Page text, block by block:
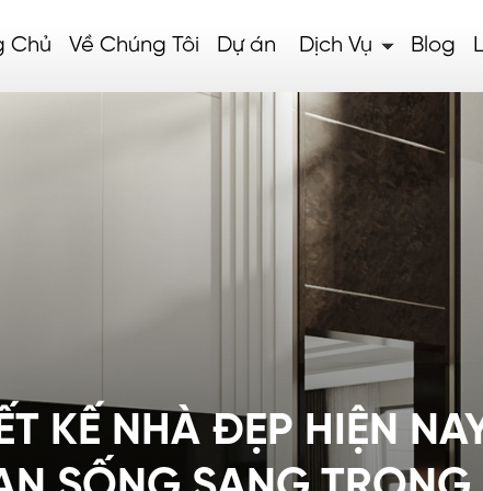
Chủ Về Chúng Tôi Dự án Dịch Vụ Blog
KẾ NHÀ ĐẸP HIỆN